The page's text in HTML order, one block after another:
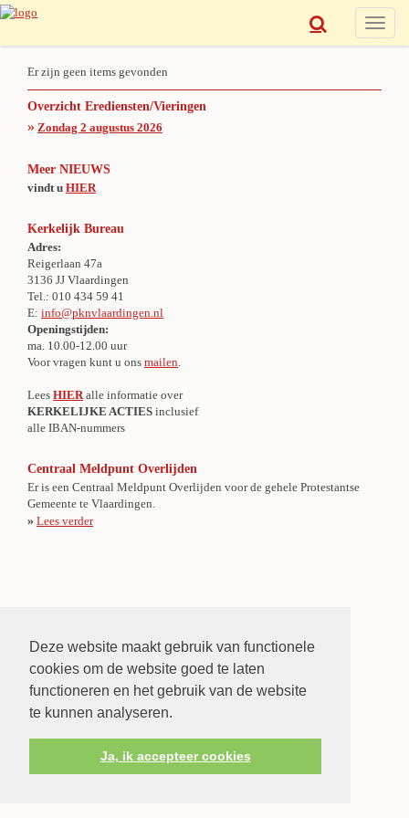
Deze website maakt gebruik van functionele
cookies om de website goed te laten
functioneren en het gebruik van de website
te kunnen analyseren.
Ja, ik accepteer cookies
Toggle
Er zijn geen items gevonden
Overzicht Erediensten/Vieringen
» Zondag 2 augustus 2026
Meer NIEUWS
vindt u HIER
Kerkelijk Bureau
Adres:
Reigerlaan 47a
3136 JJ Vlaardingen
Tel.: 010 434 59 41
E: info@pknvlaardingen.nl
Openingstijden:
ma. 10.00-12.00 uur
Voor vragen kunt u ons mailen.
Lees HIER alle informatie over
KERKELIJKE ACTIES inclusief
alle IBAN-nummers
Centraal Meldpunt Overlijden
Er is een Centraal Meldpunt Overlijden voor de gehele Protestantse
Gemeente te Vlaardingen.
» Lees verder